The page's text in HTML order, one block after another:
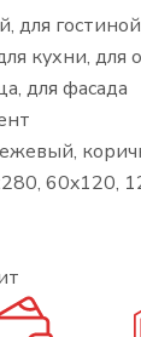
для
кухни, для
для фасада
60x120,